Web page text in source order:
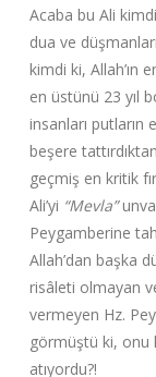
Acaba bu Ali
dua ve
kimdi ki, Allah’ın
en üstünü 23 yıl
insanları putların
beşere
geçmiş en kritik
Ali’yi “Mevla”
Peygamberine
Allah’dan başka
risâleti olmayan
vermeyen Hz.
görmüştü ki, onu
atıyordu?!